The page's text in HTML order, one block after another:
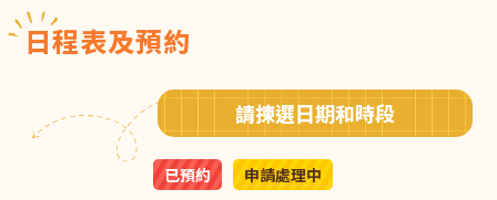
學習體驗營分為兩大部分：
由導賞員帶領學生了解美荷樓誕生的原因、徙置區的生活
環境，以及50-70年代香港的社區生活，透過各種模擬場景
及口述歷史認識昔日的鄰里相處模式與情感，為接下來的
戲劇體驗活動提供所需的時代背景知識。
每位學生港幣80元
*每位參加學生均可獲贈「美荷樓學習體驗營教材套–學生
版」乙套 （包含精美書冊《美荷活現．香港精神–我們在石
硤尾長大》及教育工作紙）
*隨團老師免費，亦可獲贈「美荷樓學習體驗營教材套–老
Association-MHH」
習計劃美荷樓學習體驗營」
3. 付款後方完成報名程序，學校會於完成後兩星期內收到
本會發出的確認電郵。
3. 建議參加學生級別為同一組別較理想（中一至中三為初
中組；中四至中六為高中組）。
5. 活動當天請攜同電子確認信以供工作人員查閱。
6. 由於美荷樓生活館開放予公眾人士參觀，遲到會對其他
參觀者造成不便，敬請學校於活動開始前15分鐘到達。
7. 成功完成報名程序的學校如需更改已確認之參觀時間，
警告信號， 中午 12 時前
如中午 12 時正懸掛八號或以上颱風信號、紅色或黑色暴雨
如因惡劣天氣或香港青年旅舍協會一方未能提供體驗營服
務，職員會儘快與相關學校老師聯絡再作安排。學校須於
半年內更改預約 ，如學校未能於限期內另定參加日期，所
繳交的參觀費用恕不退還。
日程表及預約
請揀選日期和時段
已預約 申請處理中